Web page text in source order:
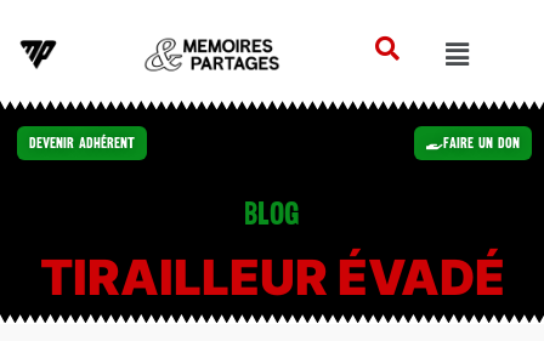
Devenir Adhérent Faire un Don
Blog
TIRAILLEUR ÉVADÉ